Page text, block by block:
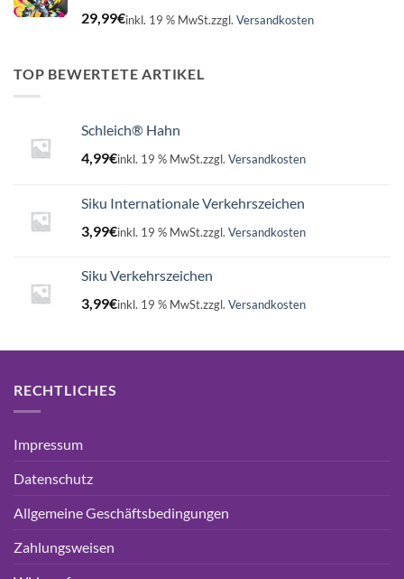
29,99€inkl. 19 % MwSt.zzgl. Versandkosten
TOP BEWERTETE ARTIKEL
Schleich® Hahn
4,99€inkl. 19 % MwSt.zzgl. Versandkosten
Siku Internationale Verkehrszeichen
3,99€inkl. 19 % MwSt.zzgl. Versandkosten
Siku Verkehrszeichen
3,99€inkl. 19 % MwSt.zzgl. Versandkosten
RECHTLICHES
Impressum
Datenschutz
Allgemeine Geschäftsbedingungen
Zahlungsweisen